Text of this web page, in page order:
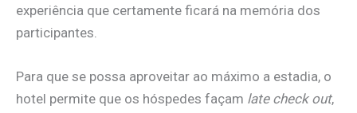
experiência que certamente ficará na memória dos
participantes.
Para que se possa aproveitar ao máximo a estadia, o
hotel permite que os hóspedes façam late check out,